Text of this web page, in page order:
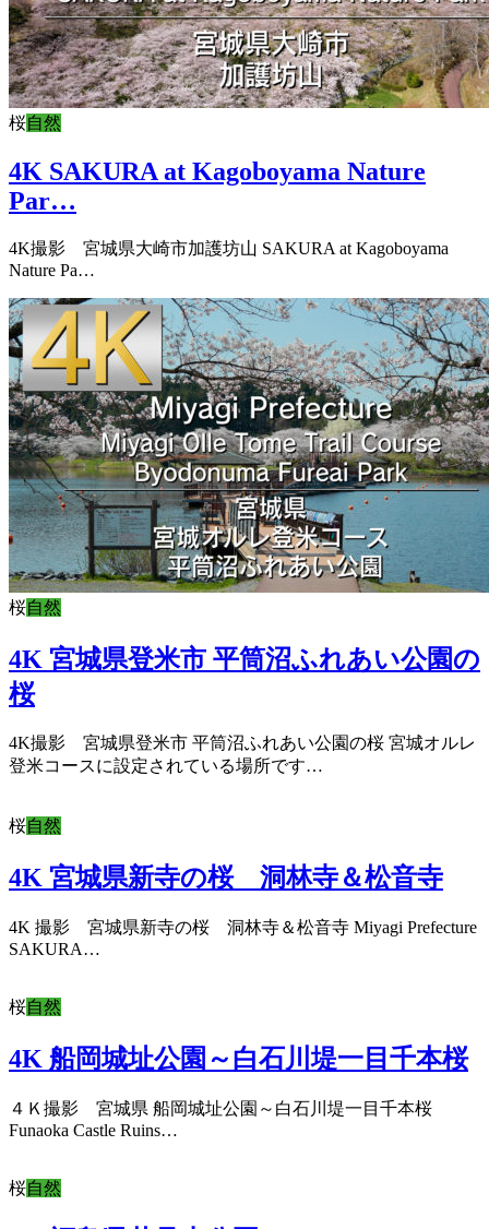
桜自然
4K SAKURA at Kagoboyama Nature
Par…
4K撮影 宮城県大崎市加護坊山 SAKURA at Kagoboyama
Nature Pa…
桜自然
4K 宮城県登米市 平筒沼ふれあい公園の
桜
4K撮影 宮城県登米市 平筒沼ふれあい公園の桜 宮城オルレ
登米コースに設定されている場所です…
桜自然
4K 宮城県新寺の桜 洞林寺＆松音寺
4K 撮影 宮城県新寺の桜 洞林寺＆松音寺 Miyagi Prefecture
SAKURA…
桜自然
4K 船岡城址公園～白石川堤一目千本桜
４Ｋ撮影 宮城県 船岡城址公園～白石川堤一目千本桜
Funaoka Castle Ruins…
桜自然